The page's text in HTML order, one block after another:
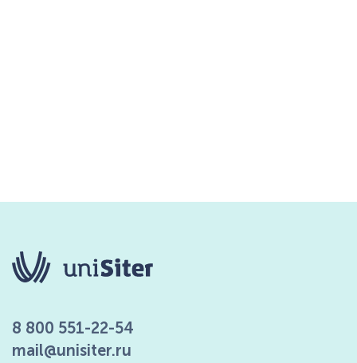
8 800 551-22-54
mail@unisiter.ru